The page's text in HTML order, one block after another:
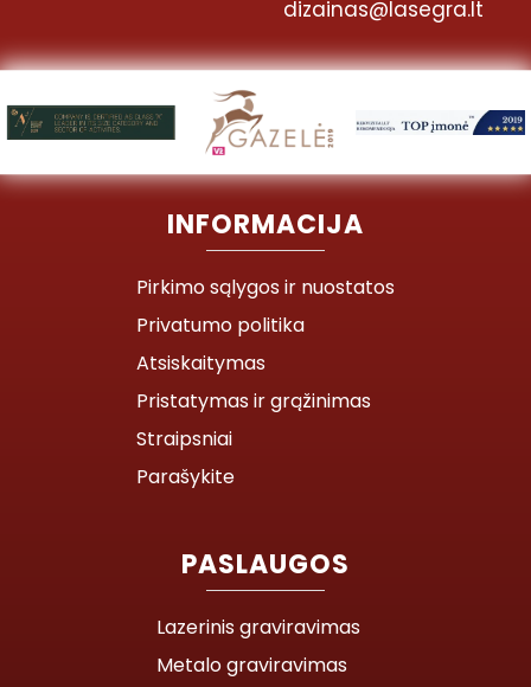
dizainas@lasegra.lt
INFORMACIJA
Pirkimo sąlygos ir nuostatos
Privatumo politika
Atsiskaitymas
Pristatymas ir grąžinimas
Straipsniai
Parašykite
PASLAUGOS
Lazerinis graviravimas
Metalo graviravimas